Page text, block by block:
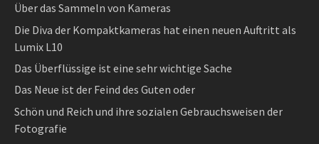
Über das Sammeln von Kameras
Die Diva der Kompaktkameras hat einen neuen Auftritt als
Lumix L10
Das Überflüssige ist eine sehr wichtige Sache
Das Neue ist der Feind des Guten oder
Schön und Reich und ihre sozialen Gebrauchsweisen der
Fotografie